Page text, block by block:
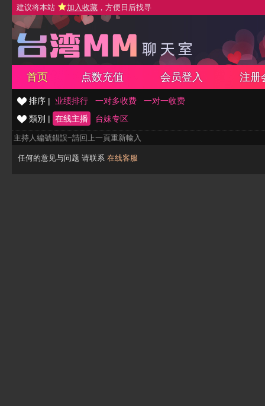
建议将本站 加入收藏 ，方便日后找寻
首页 点数充值 会员登入 注册
排序 | 业绩排行 一对多收费
一对一收费
類別 | 在线主播 台妹专区
主持人編號錯誤~請回上一頁重新輸入
任何的意见与问题 请联系 在线客服